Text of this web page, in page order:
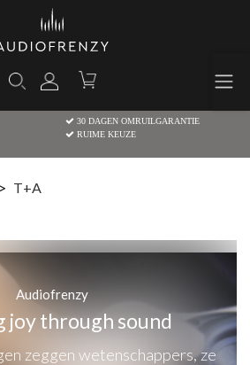
30 DAGEN OMRUILGARANTIE
RUIME KEUZE
T+A
Audiofrenzy
joy through sound
zeggen wetenschappers, ze